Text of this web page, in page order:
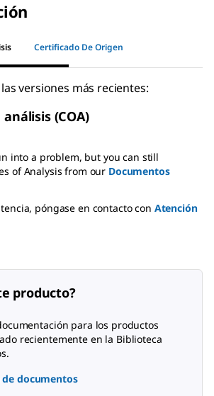
Certificado De Origen
versiones más recientes:
(COA)
into a problem, but you can still
of Analysis from our Documentos
póngase en contacto con Atención
producto?
para los productos
recientemente en la Biblioteca
documentos